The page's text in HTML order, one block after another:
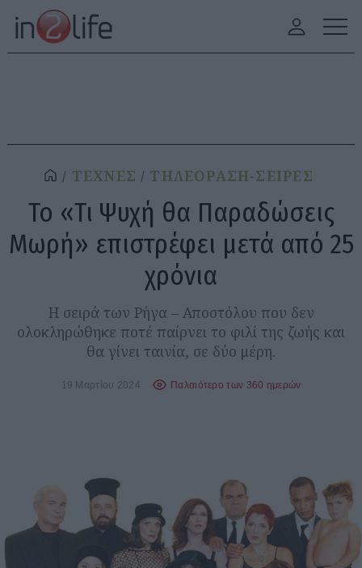
ΤΕΧΝΕΣ ΤΗΛΕΟΡΑΣΗ-ΣΕΙΡΕΣ
Το «Τι Ψυχή θα Παραδώσεις
Μωρή» επιστρέφει μετά από 25
χρόνια
Η σειρά των Ρήγα – Αποστόλου που δεν
ολοκληρώθηκε ποτέ παίρνει το φιλί της ζωής και
θα γίνει ταινία, σε δύο μέρη.
19 Μαρτίου 2024 Παλαιότερο των 360 ημερών